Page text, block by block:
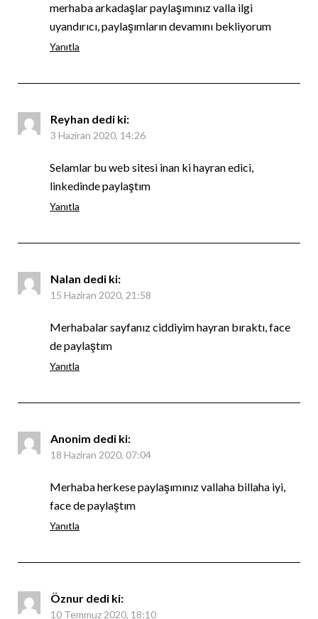
merhaba arkadaşlar paylaşımınız valla ilgi
uyandırıcı, paylaşımların devamını bekliyorum
Yanıtla
Reyhan dedi ki:
3 Haziran 2020, 14:26
Selamlar bu web sitesi inan ki hayran edici,
linkedinde paylaştım
Yanıtla
Nalan dedi ki:
15 Haziran 2020, 21:58
Merhabalar sayfanız ciddiyim hayran bıraktı, face
de paylaştım
Yanıtla
Anonim dedi ki:
18 Haziran 2020, 07:04
Merhaba herkese paylaşımınız vallaha billaha iyi,
face de paylaştım
Yanıtla
Öznur dedi ki:
10 Temmuz 2020, 18:10